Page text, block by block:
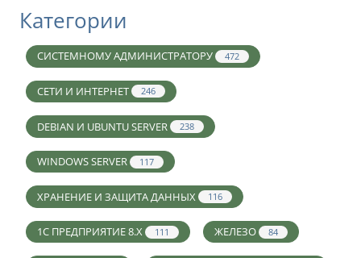
Категории
СИСТЕМНОМУ АДМИНИСТРАТОРУ 472
СЕТИ И ИНТЕРНЕТ 246
DEBIAN И UBUNTU SERVER 238
WINDOWS SERVER 117
ХРАНЕНИЕ И ЗАЩИТА ДАННЫХ 116
1С ПРЕДПРИЯТИЕ 8.X 111 ЖЕЛЕЗО 84